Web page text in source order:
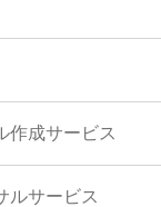
作成サービス
ルサービス